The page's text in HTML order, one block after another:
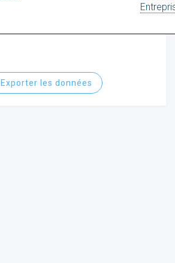
Exporter les données